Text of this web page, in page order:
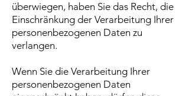
überwiegen, haben Sie das Recht, die
Einschränkung der Verarbeitung Ihrer
personenbezogenen Daten zu
verlangen.
Wenn Sie die Verarbeitung Ihrer
personenbezogenen Daten